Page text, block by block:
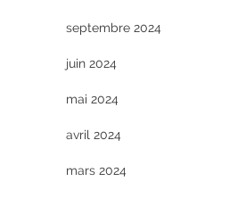
septembre 2024
juin 2024
mai 2024
avril 2024
mars 2024